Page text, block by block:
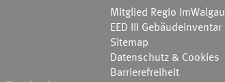
Mitglied Regio ImWalgau
EED III Gebäudeinventar
Sitemap
Datenschutz & Cookies
Barrierefreiheit